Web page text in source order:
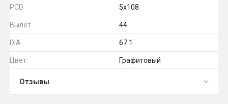
PCD 5x108
Вылет 44
DIA 67.1
Цвет Графитовый
Отзывы